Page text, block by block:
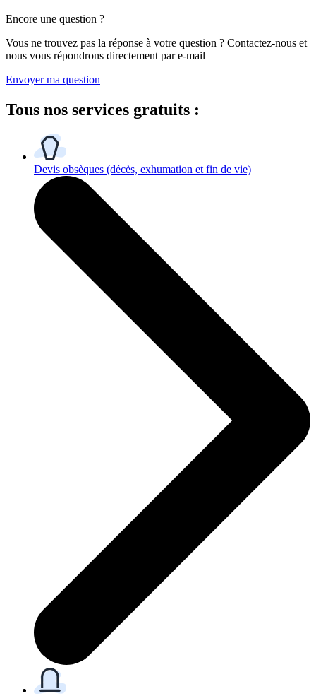
Encore une question ?
Vous ne trouvez pas la réponse à votre question ? Contactez-nous et
nous vous répondrons directement par e-mail
Envoyer ma question
Tous nos services gratuits :
Devis obsèques (décès, exhumation et fin de vie)